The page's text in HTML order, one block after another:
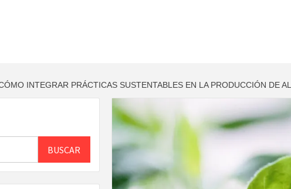
INTEGRAR PRÁCTICAS SUSTENTABLES EN LA PRODUCCIÓN DE
BUSCAR